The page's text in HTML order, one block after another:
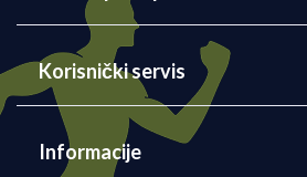
Korisnički servis
Informacije